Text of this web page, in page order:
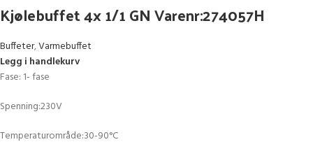
Kjølebuffet 4x 1/1 GN Varenr:274057H
Buffeter,Varmebuffet
Legg i handlekurv
Fase: 1- fase
Spenning:230V
Temperaturområde:30-90°C